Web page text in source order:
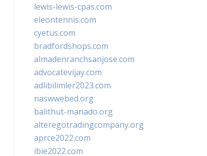
lewis-lewis-cpas.com
eleontennis.com
cyetus.com
bradfordshops.com
almadenranchsanjose.com
advocatevijay.com
adlibilimler2023.com
naswwebed.org
balithut-manado.org
alteregotradingcompany.org
aprce2022.com
ibie2022.com